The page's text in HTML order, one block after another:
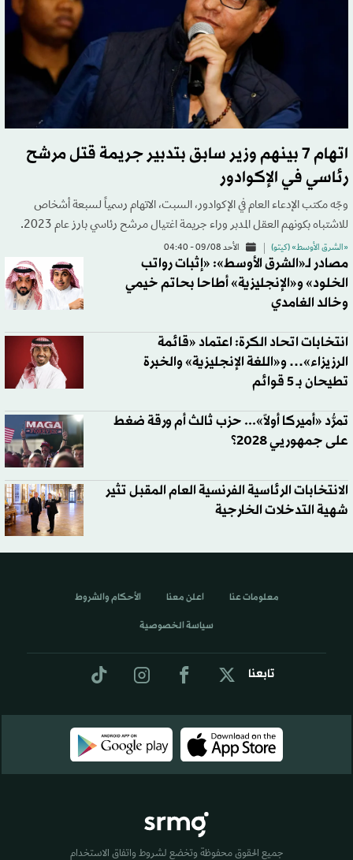
اتهام 7 بينهم وزير سابق بتدبير جريمة قتل مرشح
رئاسي في الإكوادور
وجّه مكتب الإدعاء العام في الإكوادور، السبت، الاتهام رسمياً لسبعة أشخاص
للاشتباه بكونهم العقل المدبر وراء جريمة اغتيال مرشح رئاسي بارز عام 2023.
«الشرق الأوسط» (كيتو) الأحد 09/08 - 04:40
مصادر لـ«الشرق الأوسط»: «إثبات رواتب
الخلود» و«الإنجليزية» أطاحا بحاتم خيمي
وخالد الغامدي
انتخابات اتحاد الكرة: اعتماد «قائمة
الرزيزاء»… و«اللغة الإنجليزية» والخبرة
تطيحان بـ 5 قوائم
تمرُّد «أميركا أولاً»... حزب ثالث أم ورقة ضغط
على جمهوريي 2028؟
الانتخابات الرئاسية الفرنسية العام المقبل تثير
شهية التدخلات الخارجية
تابعنا
معلومات عنا اعلن معنا الأحكام والشروط
سياسة الخصوصية
جميع الحقوق محفوظة وتخضع لشروط واتفاق الاستخدام